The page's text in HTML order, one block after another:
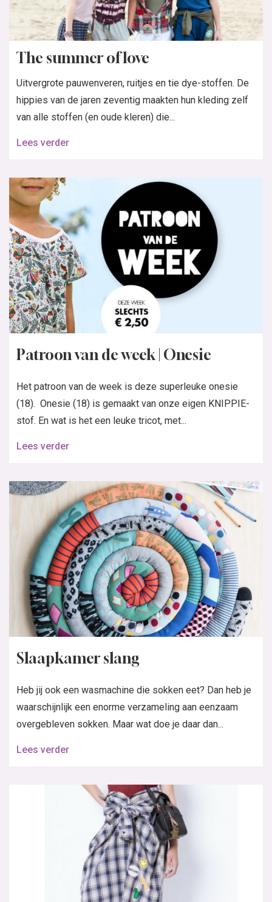
The summer of love
Uitvergrote pauwenveren, ruitjes en tie dye-stoffen. De
hippies van de jaren zeventig maakten hun kleding zelf
van alle stoffen (en oude kleren) die...
Lees verder
Patroon van de week | Onesie
Het patroon van de week is deze superleuke onesie
(18). Onesie (18) is gemaakt van onze eigen KNIPPIE-
stof. En wat is het een leuke tricot, met...
Lees verder
Slaapkamer slang
Heb jij ook een wasmachine die sokken eet? Dan heb je
waarschijnlijk een enorme verzameling aan eenzaam
overgebleven sokken. Maar wat doe je daar dan...
Lees verder